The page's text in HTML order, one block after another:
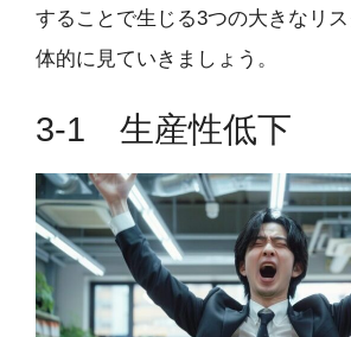
することで生じる3つの大きなリ
体的に見ていきましょう。
3-1 生産性低下